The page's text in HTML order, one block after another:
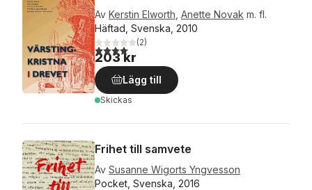
Av Kerstin Elworth Anette Novak m. fl.
Häftad, Svenska, 2010
4,0utav 5 stjärnor. Totalt antal röster:
(2)
203 kr
Lägg till
Skickas
Frihet till samvete
Av Susanne Wigorts Yngvesson
Pocket, Svenska, 2016